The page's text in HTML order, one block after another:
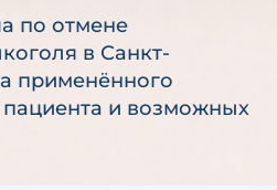
по отмене
в Санкт-
применённого
пациента и возможных